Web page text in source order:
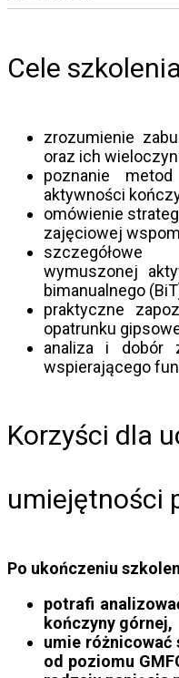
Cele
zrozumienie
oraz ich
poznanie
aktywności
omówienie
zajęciowej
wymuszonej
bimanualnego
praktyczne
opatrunku
analiza i dobór
wspierającego
Korzyści dla
umiejętności
Po ukończeniu
potrafi
kończyny górnej,
umie
od poziomu